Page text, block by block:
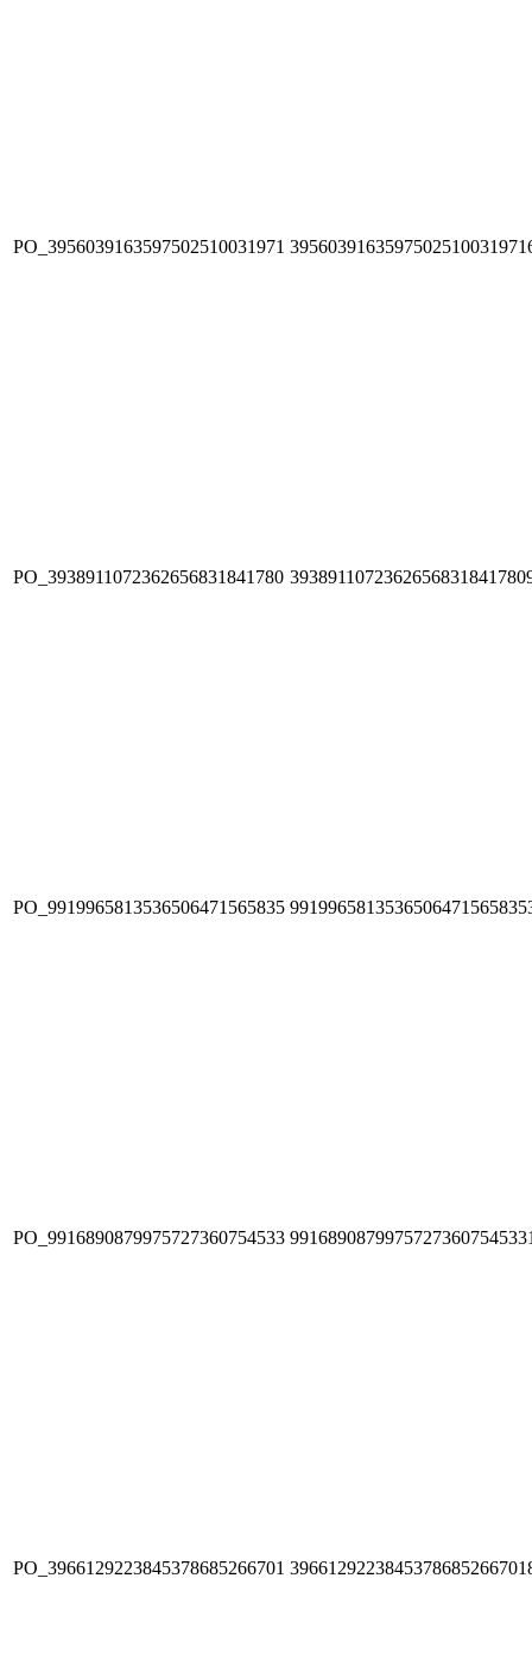
PO_3956039163597502510031971
PO_3938911072362656831841780
PO_9919965813536506471565835
PO_9916890879975727360754533
PO_3966129223845378685266701